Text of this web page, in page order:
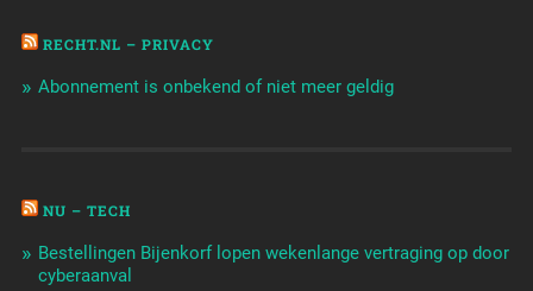
RECHT.NL – PRIVACY
Abonnement is onbekend of niet meer geldig
NU – TECH
Bestellingen Bijenkorf lopen wekenlange vertraging op door
cyberaanval